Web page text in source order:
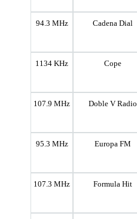
94.3 MHz Cadena Dial
1134 KHz Cope
107.9 MHz Doble V Radio
95.3 MHz Europa FM
107.3 MHz Formula Hit